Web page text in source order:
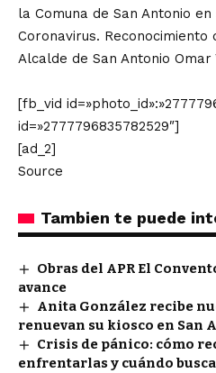
la Comuna de San Antonio
Coronavirus.
Alcalde de San Antonio Omar
[fb_vid
id=»2777796835782529″]
[ad_2]
Source
Tambien te puede
Obras del APR El
avance
Anita González recibe
renuevan su kiosco en San
Crisis de pánico: cómo
enfrentarlas y cuándo